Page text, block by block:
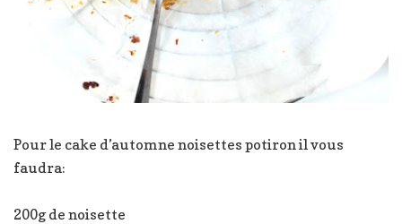
Pour le cake d’automne noisettes potiron il vous
faudra:
200g de noisette